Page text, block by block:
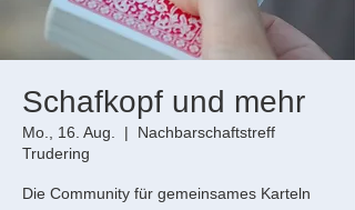
Schafkopf und mehr
Mo., 16. Aug.
  |
Nachbarschaftstreff
Trudering
Die Community für gemeinsames Karteln